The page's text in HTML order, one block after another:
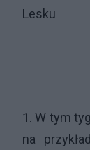
Lesku
1. W tym
na